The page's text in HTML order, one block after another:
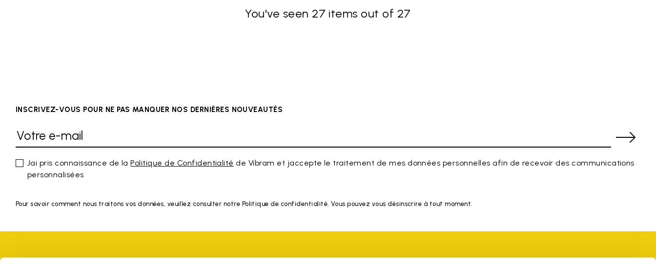
You've seen 27 items out of 27
INSCRIVEZ-VOUS POUR NE PAS MANQUER NOS DERNIÈRES NOUVEAUTÉS
Jai pris connaissance de laPolitique de Confidentialité de Vibram et jaccepte le traitement de mes données personnelles afin de recevoir des communications
personnalisées
Pour savoir comment nous traitons vos données, veuillez consulter notre Politique de confidentialité. Vous pouvez vous désinscrire à tout moment.